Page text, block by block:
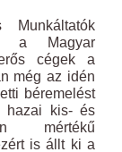
a Magyar
cégek a
még az idén
béremelést
hazai kis- és
mértékű
is állt ki a